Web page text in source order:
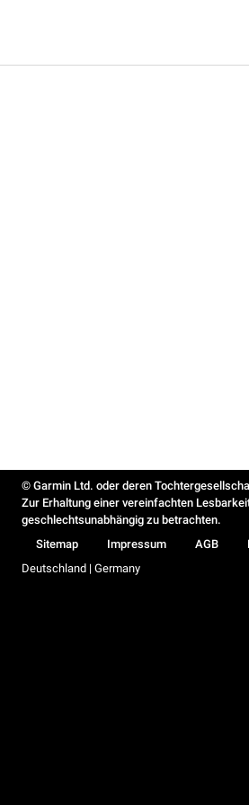
© Garmin Ltd. oder deren
Zur Erhaltung einer vereinfachten
geschlechtsunabhängig zu betrachten.
Sitemap
Impressum AGB
Deutschland | Germany